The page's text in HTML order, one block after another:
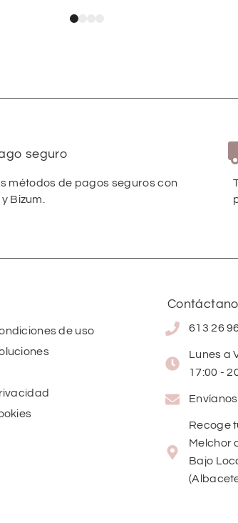
seguro
métodos de pagos seguros con
Bizum.
de uso
613 26
Lunes a
17:00 -
Recoge
Melchor
Bajo